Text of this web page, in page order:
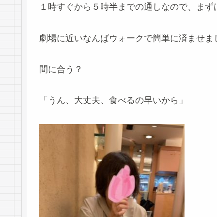
１時すぐから５時半までの通しなので、まず
劇場に近いなんばウォークで簡単に済ませま
間に合う？
「うん、大丈夫、食べるの早いから」